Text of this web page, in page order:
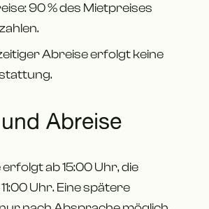
90 % des Mietpreises
Abreise erfolgt keine
Abreise
ab 15:00 Uhr, die
Uhr. Eine spätere